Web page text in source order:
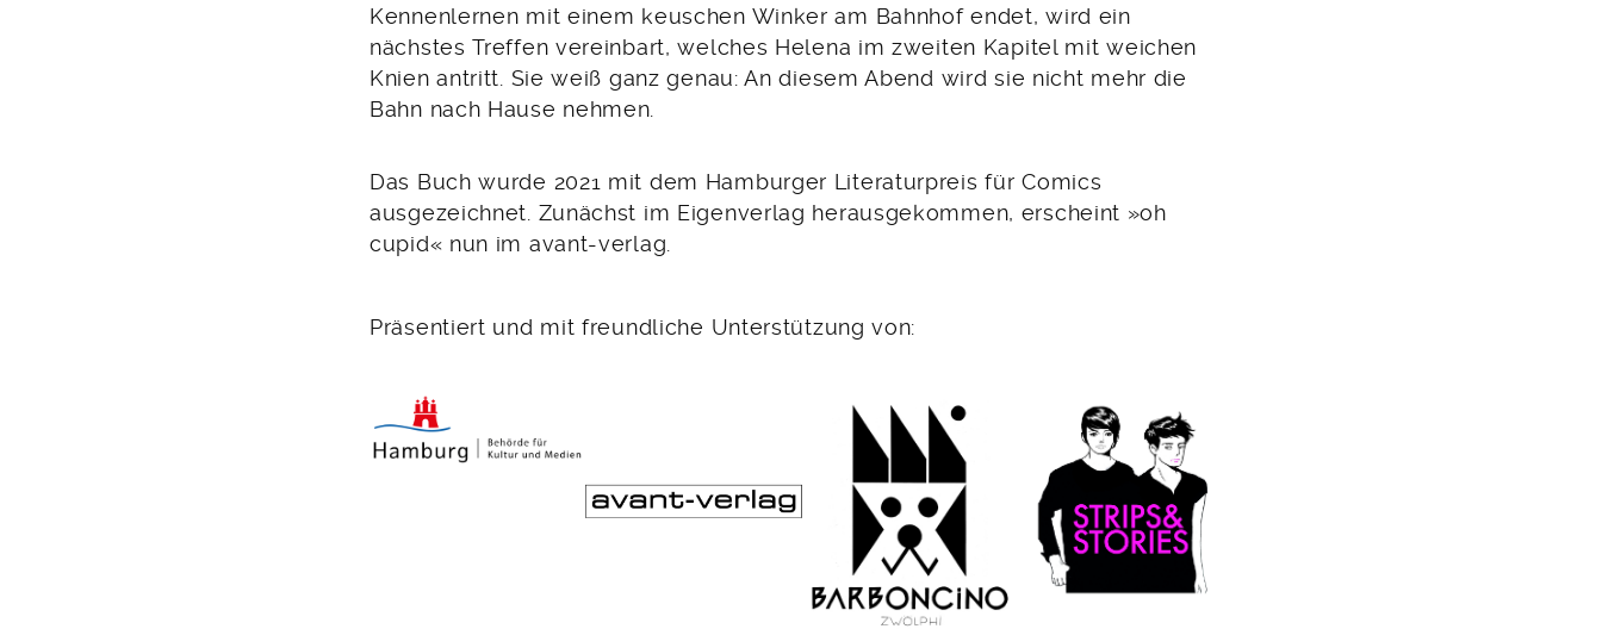
Kennenlernen mit einem keuschen Winker am Bahnhof endet, wird ein
nächstes Treffen vereinbart, welches Helena im zweiten Kapitel mit weichen
Knien antritt. Sie weiß ganz genau: An diesem Abend wird sie nicht mehr die
Bahn nach Hause nehmen.
Das Buch wurde 2021 mit dem Hamburger Literaturpreis für Comics
ausgezeichnet. Zunächst im Eigenverlag herausgekommen, erscheint »oh
cupid« nun im avant-verlag.
Präsentiert und mit freundliche Unterstützung von: